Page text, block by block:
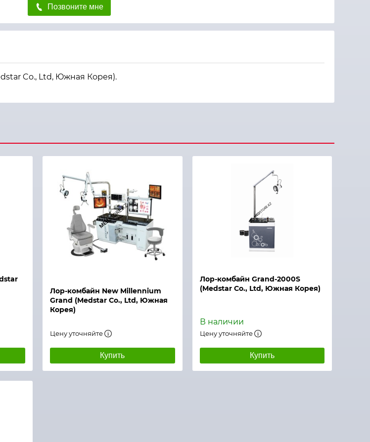
Позвоните мне
Co., Ltd, Южная Корея).
Лор-комбайн New Millennium
Grand (Medstar Co., Ltd, Южная
Корея)
Цену уточняйте
Купить
Быстрый просмотр
Лор-комбайн Grand-2000S
(Medstar Co., Ltd, Южная Корея)
В наличии
Цену уточняйте
Купить